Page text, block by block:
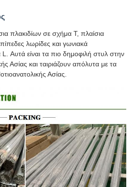
πλακιδίων σε σχήμα Τ, πλαίσια
λωρίδες και γωνιακά
Αυτά είναι τα πιο δημοφιλή στυλ στην
Ασίας και ταιριάζουν απόλυτα με τα
Ασίας.